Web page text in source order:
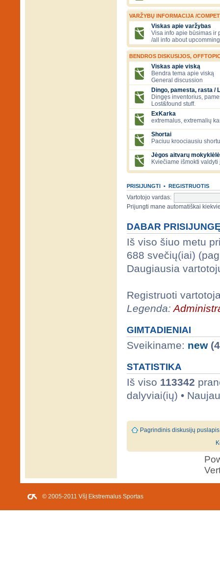
VARŽYBŲ INFORMACIJA /
Viskas apie varžybas
Visa info apie būsimas ir
/all info about
BENDROS DISKUSIJOS,
Viskas apie viską
Bendra tema apie viską
General discussion
Dingo, pamesta, rasta /
Dingęs inventorius,
Lost&found stuff.
ExKarka
extremalus, extremalių
Shortai
Paciuu kroociausiu
Jėgos aitvarų mokyklėlė
Kviečiame išmokti
PRISIJUNGTI • REGISTRUOTIS
Vartotojo vardas:
Prijungti mane automatiškai
DABAR
Iš viso šiuo metu
688 svečių(iai)
Daugiausia
Registruoti
Legenda:
GIMTADIENIAI
Sveikiname: new
STATISTIKA
Iš viso 113342
dalyviai(ių) •
Pagrindinis diskusijų puslapis
© 2005-2011 VšĮ Ekstremalus Sportas